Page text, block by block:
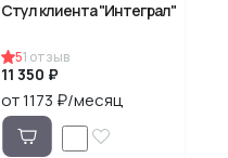
Стул клиента "Интеграл"
51 отзыв
11 350 ₽
от 1173 ₽/месяц